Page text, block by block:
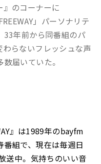
』のコーナーに
」パーソナリテ
33年前から同番組のパ
らないフレッシュな声
届いていた。
』は1989年のbayfm
組で、現在は毎週日
送中。気持ちのいい音